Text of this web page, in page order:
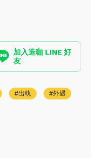
加入造咖 LINE 好
友
出軌 外遇